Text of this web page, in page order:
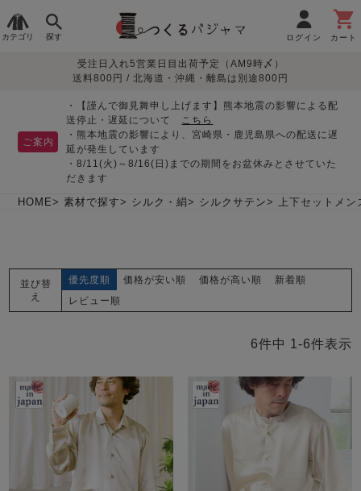
カテゴリ 探す ログイン カート
レディースパジャマ
冬
生地で
さがす
サッカー/ちぢみ 楊
柳
ニット/ストレッチ 起毛/フランネル
目的別で
さがす
敏感肌用
パジャマ
入院・介護
胸が目立たない
マタニティ
パジャマ
体型別におすすめパジ
ャマ
年齢別におすすめパジ
ルームウェア
デザインで
さがす
作務衣 胸がすけない
羽織・バスロ
上着単品
夏パジャマ特集 つくるパジャマとは
お支払い・送料・配送
について
会社概要 お買い物ガイド 安心の日本製
受注日入れ5営業日目出荷予定（AM9時〆）
送料800円 / 北海道・沖縄・離島は別途800円
ご案内
・【謹んで御見舞申し上げます】熊本地震の影響による配
送停止・遅延について こちら
・熊本地震の影響により、宮崎県・鹿児島県への配送に遅
延が発生しています
・8/11(火)～8/16(日)までの期間をお盆休みとさせていた
だきます
HOME 素材で探す シルク・絹 シルクサテン 上下セットメン
並び替
え
優先度順 価格が安い順 価格が高い順
新着順
レビュー順
6件中 1 -6件表示